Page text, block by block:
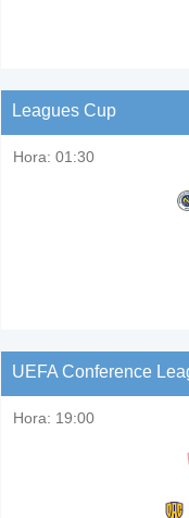
Leagues Cup
Hora: 01:30
UEFA Conference
Hora: 19:00